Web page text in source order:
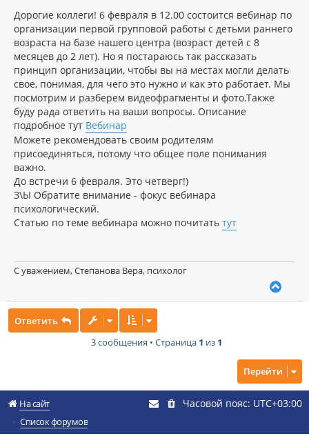
а
ч
у
щ
е
н
и
е
Дорогие коллеги! 6 февраля в 12.00 состоится вебинар по
организации первой групповой работы с детьми раннего
возраста на базе нашего центра (возраст детей с 8
месяцев до 2 лет). Но я постараюсь так рассказать
принцип организации, чтобы вы на местах могли делать
свое, понимая, для чего это нужно и как это работает. Мы
посмотрим и разберем видеофрагменты и фото.Также
буду рада ответить на ваши вопросы. Описание
подробное тут Вебинар
Можете рекомендовать своим родителям
присоединяться, потому что общее поле понимания
важно.
До встречи 6 февраля. Это четверг!)
З\Ы Обратите внимание - фокус вебинара
психологический.
Статью по теме вебинара можно почитать тут
С уважением, Степанова Вера, психолог
с
я
к
н
Ответить
3 сообщения • Страница 1 из 1
Перейти
На сайт
Список форумов
Часовой пояс: UTC+03:00